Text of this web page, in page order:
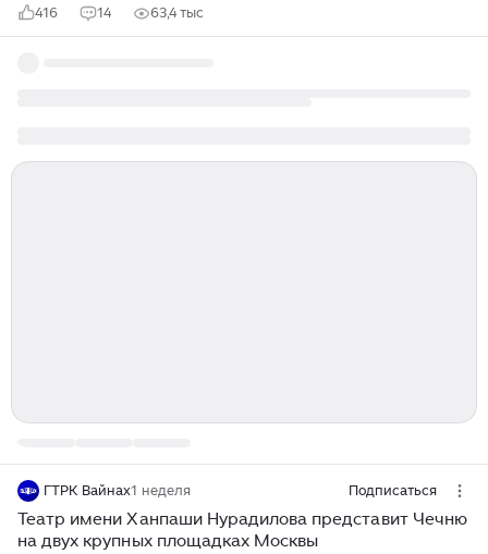
416 14 63,4 тыс
ГТРК Вайнах1 неделя Подписаться
Театр имени Ханпаши Нурадилова представит Чечню
на двух крупных площадках Москвы